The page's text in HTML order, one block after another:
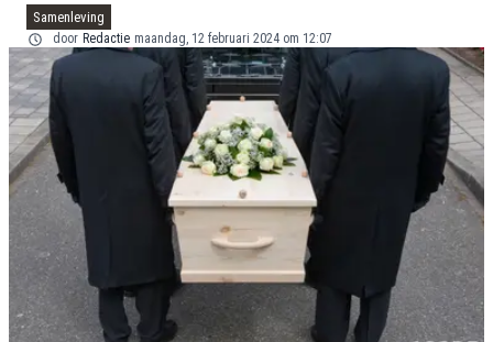
Samenleving
door Redactie maandag, 12 februari 2024 om 12:07